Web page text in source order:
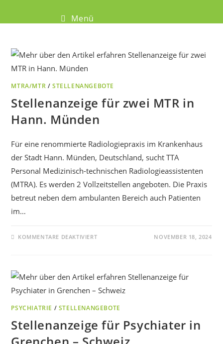
Menü
MTRA/MTR /STELLENANGEBOTE
Stellenanzeige für zwei MTR in
Hann. Münden
Für eine renommierte Radiologiepraxis im Krankenhaus
der Stadt Hann. Münden, Deutschland, sucht TTA
Personal Medizinisch-technischen Radiologieassistenten
(MTRA). Es werden 2 Vollzeitstellen angeboten. Die Praxis
betreut neben dem ambulanten Bereich auch Patienten
im…
KOMMENTARE DEAKTIVIERT NOVEMBER 18, 2024
PSYCHIATRIE / STELLENANGEBOTE
Stellenanzeige für Psychiater in